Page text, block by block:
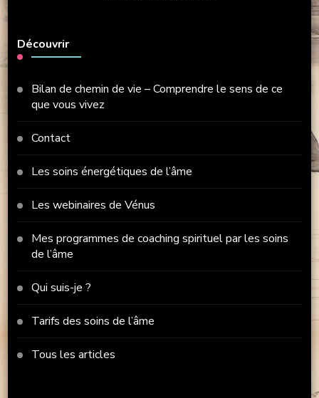
Découvrir
Bilan de chemin de vie – Comprendre le sens de ce
que vous vivez
Contact
Les soins énergétiques de l’âme
Les webinaires de Vénus
Mes programmes de coaching spirituel par les soins
de l’âme
Qui suis-je ?
Tarifs des soins de l’âme
Tous les articles